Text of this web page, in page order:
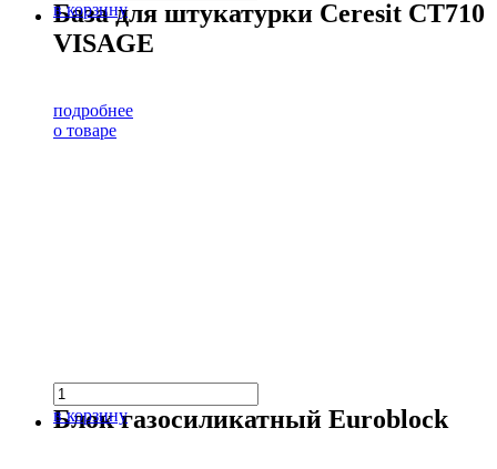
в корзину
База для штукатурки Ceresit CT710
VISAGE
подробнее
о товаре
в корзину
Блок газосиликатный Euroblock